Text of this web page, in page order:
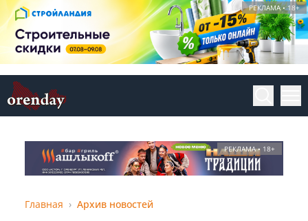
РЕКЛАМА • 18+
РЕКЛАМА • 18+
Главная Архив новостей